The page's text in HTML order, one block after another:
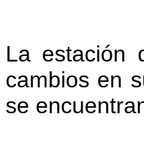
La estación
cambios en
se